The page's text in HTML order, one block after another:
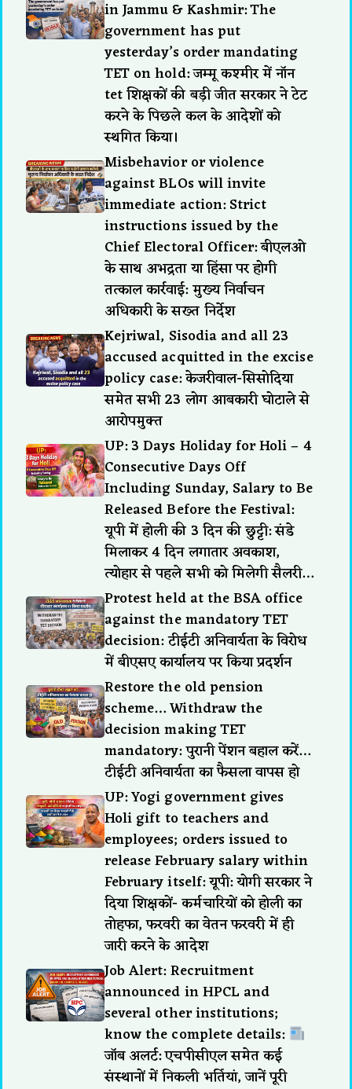
in Jammu & Kashmir: The
government has put
yesterday’s order mandating
TET on hold: जम्मू कश्मीर में नॉन
tet शिक्षकों की बड़ी जीत सरकार ने टेट
करने के पिछले कल के आदेशों को
स्थगित किया।
Misbehavior or violence
against BLOs will invite
immediate action: Strict
instructions issued by the
Chief Electoral Officer: बीएलओ
के साथ अभद्रता या हिंसा पर होगी
तत्काल कार्रवाई: मुख्य निर्वाचन
अधिकारी के सख्त निर्देश
Kejriwal, Sisodia and all 23
accused acquitted in the excise
policy case: केजरीवाल-सिसोदिया
समेत सभी 23 लोग आबकारी घोटाले से
आरोपमुक्त
UP: 3 Days Holiday for Holi – 4
Consecutive Days Off
Including Sunday, Salary to Be
Released Before the Festival:
यूपी में होली की 3 दिन की छुट्टी: संडे
मिलाकर 4 दिन लगातार अवकाश,
त्योहार से पहले सभी को मिलेगी सैलरी…
Protest held at the BSA office
against the mandatory TET
decision: टीईटी अनिवार्यता के विरोध
में बीएसए कार्यालय पर किया प्रदर्शन
Restore the old pension
scheme… Withdraw the
decision making TET
mandatory: पुरानी पेंशन बहाल करें…
टीईटी अनिवार्यता का फैसला वापस हो
UP: Yogi government gives
Holi gift to teachers and
employees; orders issued to
release February salary within
February itself: यूपी: योगी सरकार ने
दिया शिक्षकों- कर्मचारियों को होली का
तोहफा, फरवरी का वेतन फरवरी में ही
जारी करने के आदेश
Job Alert: Recruitment
announced in HPCL and
several other institutions;
know the complete details:
जॉब अलर्ट: एचपीसीएल समेत कई
संस्थानों में निकली भर्तियां, जानें पूरी